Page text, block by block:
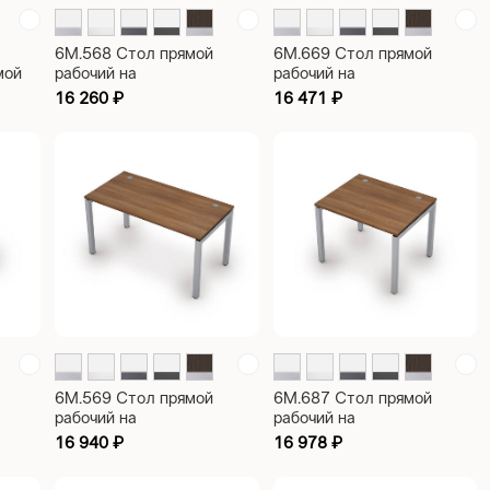
6М.568 Стол прямой
рабочий на
металлокаркасе, 50х50
16 260₽
6М.669 Стол прямой
рабочий на
металлокаркасе, 60х30
16 471₽
6М.569 Стол прямой
рабочий на
металлокаркасе, 50х50
16 940₽
6М.687 Стол прямой
рабочий на
металлокаркасе, 60х30
16 978₽